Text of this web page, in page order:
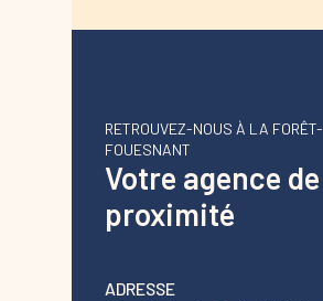
Votre agence de
proximité
RETROUVEZ-NOUS À LA FORÊT-
FOUESNANT
ADRESSE